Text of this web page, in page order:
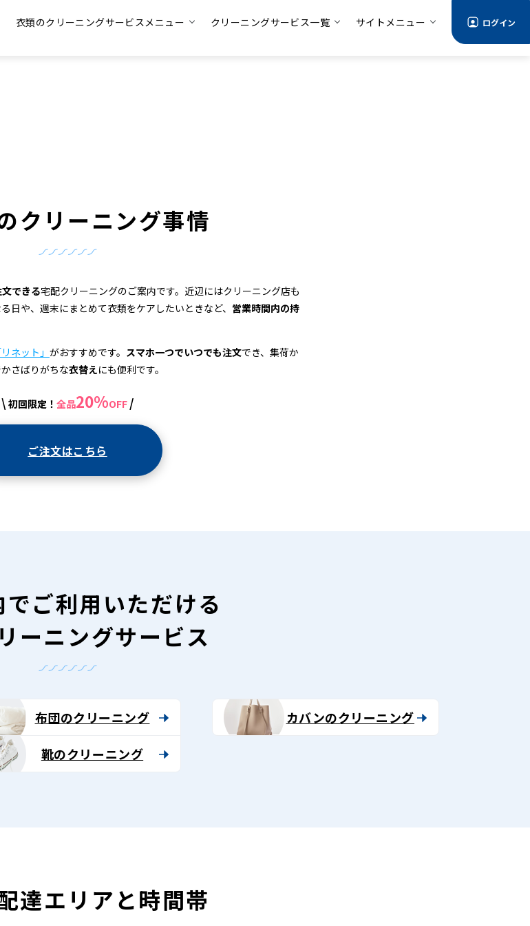
衣類のクリーニングサービスメニュー クリーニングサービス一覧 サイトメニュー ログイン
クリーニング事情
できる宅配クリーニングのご案内です。近辺にはクリーニング店も
日や、週末にまとめて衣類をケアしたいときなど、 営業時間内の持
ネット」 がおすすめです。 スマホ一つでいつでも注文でき、集荷か
さばりがちな衣替えにも便利です。
\ 初回限定！ 全品20%OFF /
ご注文はこちら
ご利用いただける
ーニングサービス
布団のクリーニング
靴のクリーニング
カバンのクリーニング
達エリアと時間帯